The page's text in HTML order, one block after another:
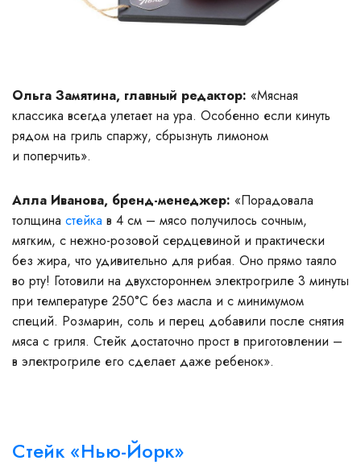
Ольга Замятина, главный редактор: «Мясная
классика всегда улетает на ура. Особенно если кинуть
рядом на гриль спаржу, сбрызнуть лимоном
и поперчить».
Алла Иванова, бренд-менеджер: «Порадовала
толщина стейка в 4 см – мясо получилось сочным,
мягким, с нежно-розовой сердцевиной и практически
без жира, что удивительно для рибая. Оно прямо таяло
во рту! Готовили на двухстороннем электрогриле 3 минуты
при температуре 250°C без масла и с минимумом
специй. Розмарин, соль и перец добавили после снятия
мяса с гриля. Стейк достаточно прост в приготовлении –
в электрогриле его сделает даже ребенок».
Стейк «Нью-Йорк»